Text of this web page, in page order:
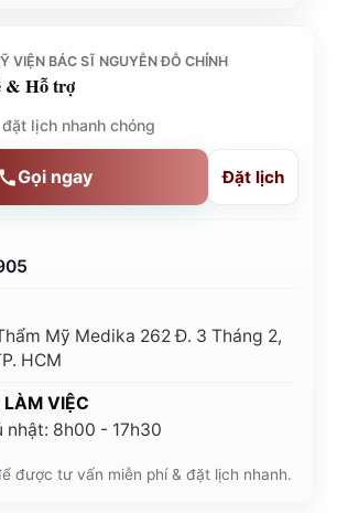
VIỆN BÁC SĨ NGUYỄN ĐỖ CHỈNH
& Hỗ trợ
lịch nhanh chóng
Gọi ngay Đặt lịch
Mỹ Medika 262 Đ. 3 Tháng 2,
HCM
VIỆC
nhật: 8h00 - 17h30
được tư vấn miễn phí & đặt lịch nhanh.